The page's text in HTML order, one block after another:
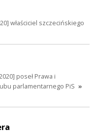
właściciel szczecińskiego
poseł Prawa i
parlamentarnego PiS »